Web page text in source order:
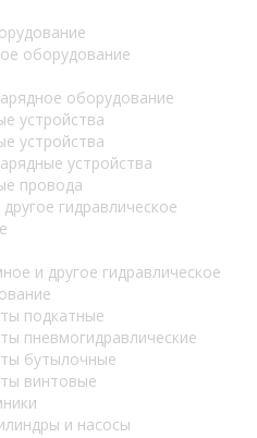
оборудование
оборудование
устройства
устройства
устройства
провода
гидравлическое
и другое гидравлическое
подкатные
пневмогидравлические
бутылочные
винтовые
и насосы